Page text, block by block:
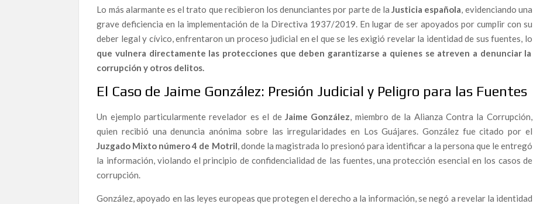
Líneas Aéreas
Editorial: Invercaria–Al Andalus: la absolución que consagra la impunidad
La absolución del caso Invercaria–Al Andalus: el proyecto “aéreo” que se estrelló con dinero público
Luis Gonzalo Segura publica ESPAÑA, CARA B: un libro imprescindible para comprender la descomposición
sociedad
Cuando denunciar no es seguro: la dimisión del DAO revela el fracaso del canal interno de la Policía Nacional
El pacto de silencio que protege al poder: el caso de Elisa Mouliaá y la soledad de quienes denuncian
España ante el abismo de la corrupción: La metástasis de un sistema sostenido por la impunidad
Lo más alarmante es el trato que recibieron los denunciantes por parte de laJusticia española, evidenciando una
grave deficiencia en la implementación de la Directiva 1937/2019. En lugar de ser apoyados por cumplir con su
deber legal y cívico, enfrentaron un proceso judicial en el que se les exigió revelar la identidad de sus fuentes, lo
que vulnera directamente las protecciones que deben garantizarse a quienes se atreven a denunciar la
corrupción y otros delitos.
El Caso de Jaime González: Presión Judicial y Peligro para las Fuentes
Un ejemplo particularmente revelador es el de Jaime González, miembro de la Alianza Contra la Corrupción,
quien recibió una denuncia anónima sobre las irregularidades en Los Guájares. González fue citado por el
Juzgado Mixto número 4 de Motril, donde la magistrada lo presionó para identificar a la persona que le entregó
la información, violando el principio de confidencialidad de las fuentes, una protección esencial en los casos de
corrupción.
González, apoyado en las leyes europeas que protegen el derecho a la información, se negó a revelar la identidad